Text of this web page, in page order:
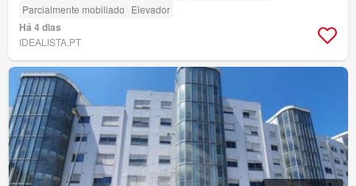
Parcialmente mobiliado Elevador
Há 4 dias
IDEALISTA.PT